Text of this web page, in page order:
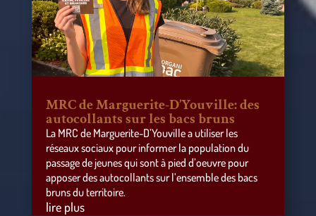
MRC de Marguerite-D’Youville: des
autocollants sur les bacs bruns
La MRC de Marguerite-D’Youville a utiliser les
réseaux sociaux pour informer la population du
passage de jeunes qui sont à pied d’oeuvre pour
apposer des autocollants sur l’ensemble des bacs
bruns du territoire.
lire plus